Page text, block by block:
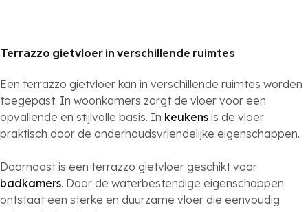
Terrazzo gietvloer in verschillende ruimtes
Een terrazzo gietvloer kan in verschillende ruimtes worden
toegepast. In woonkamers zorgt de vloer voor een
opvallende en stijlvolle basis. In keukens is de vloer
praktisch door de onderhoudsvriendelijke eigenschappen.
Daarnaast is een terrazzo gietvloer geschikt voor
badkamers. Door de waterbestendige eigenschappen
ontstaat een sterke en duurzame vloer die eenvoudig